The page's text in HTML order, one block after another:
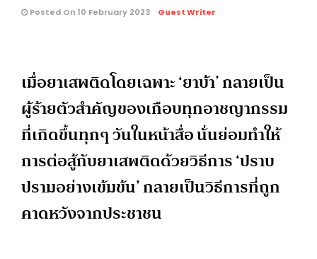
Posted On 10 February 2023 Guest Writer
เมื่อยาเสพติดโดยเฉพาะ ‘ยาบ้า’ กลายเป็น
ผู้ร้ายตัวสำคัญของเกือบทุกอาชญากรรม
ที่เกิดขึ้นทุกๆ วันในหน้าสื่อ นั่นย่อมทำให้
การต่อสู้กับยาเสพติดด้วยวิธีการ ‘ปราบ
ปรามอย่างเข้มข้น’ กลายเป็นวิธีการที่ถูก
คาดหวังจากประชาชน